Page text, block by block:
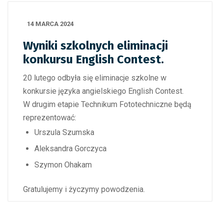
14 MARCA 2024
Wyniki szkolnych eliminacji
konkursu English Contest.
20 lutego odbyła się eliminacje szkolne w
konkursie języka angielskiego English Contest.
W drugim etapie Technikum Fototechniczne będą
reprezentować:
Urszula Szumska
Aleksandra Gorczyca
Szymon Ohakam
Gratulujemy i życzymy powodzenia.